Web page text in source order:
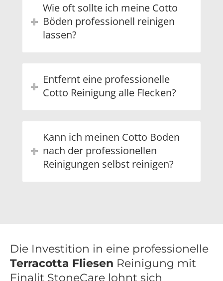
Wie oft sollte ich meine Cotto
Böden professionell reinigen
lassen?
Entfernt eine professionelle
Cotto Reinigung alle Flecken?
Kann ich meinen Cotto Boden
nach der professionellen
Reinigungen selbst reinigen?
Die Investition in eine professionelle
Terracotta Fliesen Reinigung mit
Finalit StoneCare lohnt sich